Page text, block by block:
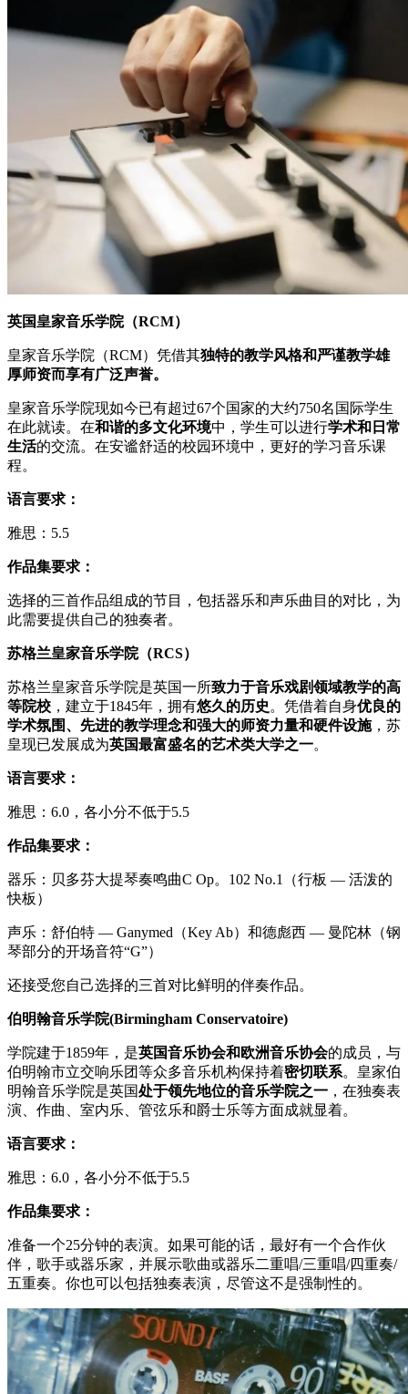
英国皇家音乐学院（RCM）
皇家音乐学院（RCM）凭借其独特的教学风格和严谨教学雄
厚师资而享有广泛声誉。
皇家音乐学院现如今已有超过67个国家的大约750名国际学生
在此就读。在和谐的多文化环境中，学生可以进行学术和日常
生活的交流。在安谧舒适的校园环境中，更好的学习音乐课
程。
语言要求：
雅思：5.5
作品集要求：
选择的三首作品组成的节目，包括器乐和声乐曲目的对比，为
此需要提供自己的独奏者。
苏格兰皇家音乐学院（RCS）
苏格兰皇家音乐学院是英国一所致力于音乐戏剧领域教学的高
等院校 ，建立于1845年，拥有悠久的历史。凭借着自身优良的
学术氛围、先进的教学理念和强大的师资力量和硬件设施，苏
皇现已发展成为英国最富盛名的艺术类大学之一。
语言要求：
雅思：6.0，各小分不低于5.5
作品集要求：
器乐：贝多芬大提琴奏鸣曲C Op。102 No.1（行板 — 活泼的
快板）
声乐：舒伯特 — Ganymed（Key Ab）和德彪西 — 曼陀林（钢
琴部分的开场音符“G”）
还接受您自己选择的三首对比鲜明的伴奏作品。
伯明翰音乐学院(Birmingham Conservatoire)
学院建于1859年，是英国音乐协会和欧洲音乐协会的成员，与
伯明翰市立交响乐团等众多音乐机构保持着密切联系。皇家伯
明翰音乐学院是英国处于领先地位的音乐学院之一 ，在独奏表
演、作曲、室内乐、管弦乐和爵士乐等方面成就显着。
语言要求：
雅思：6.0，各小分不低于5.5
作品集要求：
准备一个25分钟的表演。如果可能的话，最好有一个合作伙
伴，歌手或器乐家，并展示歌曲或器乐二重唱/三重唱/四重奏/
五重奏。你也可以包括独奏表演，尽管这不是强制性的。